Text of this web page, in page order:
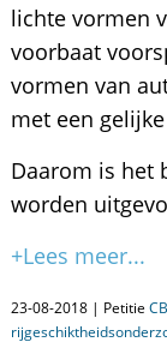
lichte vormen
voorbaat
vormen van
met een
Daarom is het
worden
+Lees meer...
23-08-2018 | Petitie